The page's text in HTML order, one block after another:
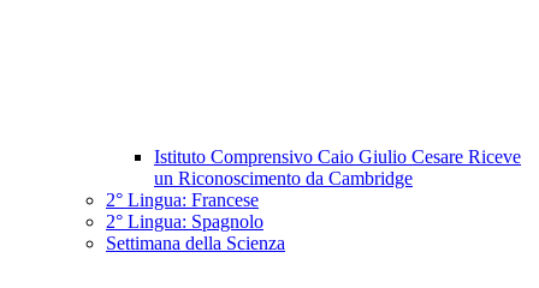
Istituto Comprensivo Caio Giulio Cesare Riceve
un Riconoscimento da Cambridge
2° Lingua: Francese
2° Lingua: Spagnolo
Settimana della Scienza